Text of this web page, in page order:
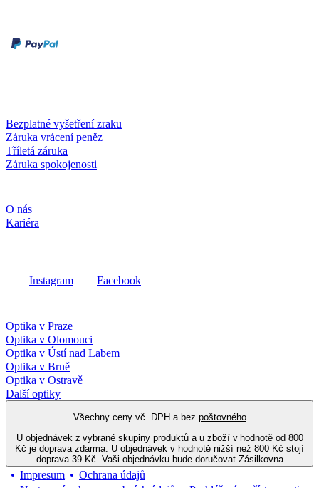
Bezplatné vyšetření zraku
Záruka vrácení peněz
Tříletá záruka
Záruka spokojenosti
O nás
Kariéra
Instagram Facebook
Optika v Praze
Optika v Olomouci
Optika v Ústí nad Labem
Optika v Brně
Optika v Ostravě
Další optiky
Všechny ceny vč. DPH a bez poštovného
U objednávek z vybrané skupiny produktů a u zboží v hodnotě od 800
Kč je doprava zdarma. U objednávek v hodnotě nižší než 800 Kč stojí
doprava 39 Kč. Vaši objednávku bude doručovat Zásilkovna
Impresum
Ochrana údajů